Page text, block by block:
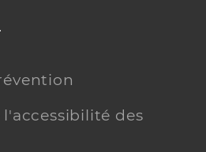
des